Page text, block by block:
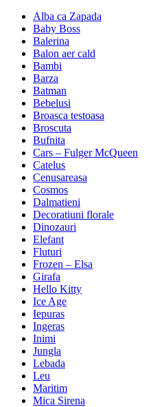
Alba ca Zapada
Baby Boss
Balerina
Balon aer cald
Bambi
Barza
Batman
Bebelusi
Broasca testoasa
Broscuta
Bufnita
Cars – Fulger McQueen
Catelus
Cenusareasa
Cosmos
Dalmatieni
Decoratiuni florale
Dinozauri
Elefant
Fluturi
Frozen – Elsa
Girafa
Hello Kitty
Ice Age
Iepuras
Ingeras
Inimi
Jungla
Lebada
Leu
Maritim
Mica Sirena